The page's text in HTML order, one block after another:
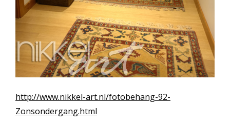
http://www.nikkel-art.nl/fotobehang-92-
Zonsondergang.html